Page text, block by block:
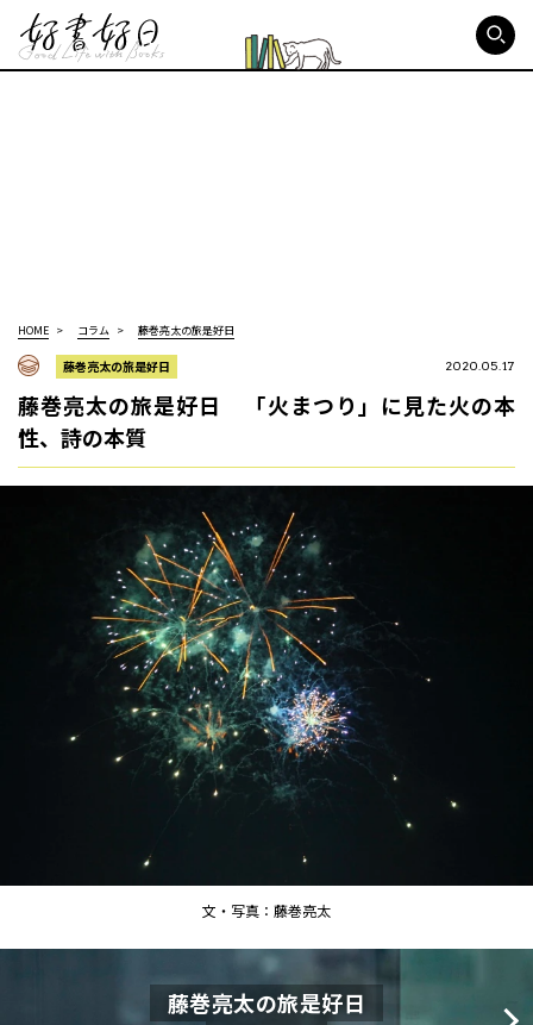
HOME コラム 藤巻亮太の旅是好日
藤巻亮太の旅是好日 2020.05.17
藤巻亮太の旅是好日 「火まつり」に見た火の本
性、詩の本質
文・写真：藤巻亮太
藤巻亮太の旅是好日